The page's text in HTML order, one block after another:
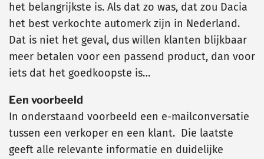
het belangrijkste is. Als dat zo was, dat zou Dacia
het best verkochte automerk zijn in Nederland.
Dat is niet het geval, dus willen klanten blijkbaar
meer betalen voor een passend product, dan voor
iets dat het goedkoopste is…
Een voorbeeld
In onderstaand voorbeeld een e-mailconversatie
tussen een verkoper en een klant. Die laatste
geeft alle relevante informatie en duidelijke